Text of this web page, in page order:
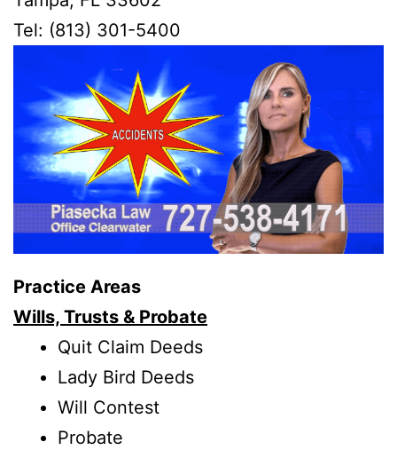
Tel: (813) 301-5400
Practice Areas
Wills, Trusts & Probate
Quit Claim Deeds
Lady Bird Deeds
Will Contest
Probate